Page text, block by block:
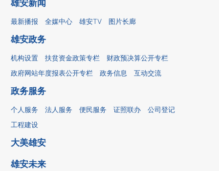
雄安新闻
最新播报 全媒中心 雄安TV 图片长廊
雄安政务
机构设置 扶贫资金政策专栏
财政预决算公开专栏
政府网站年度报表公开专栏
政务信息 互动交流
政务服务
个人服务 法人服务 便民服务 证照联办
公司登记
工程建设
大美雄安
雄安未来